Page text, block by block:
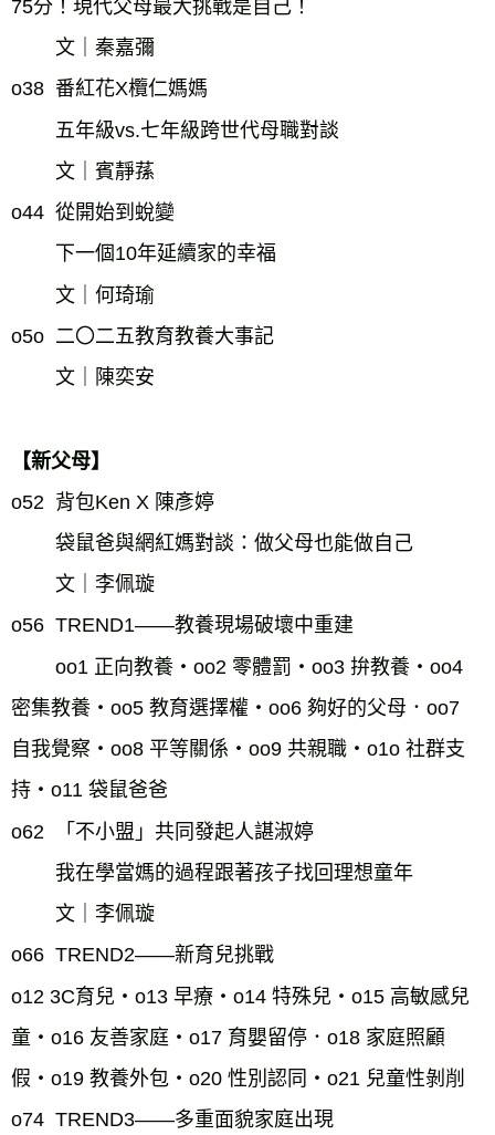
75分！現代父母最大挑戰是自己！
        文｜秦嘉彌
o38  番紅花X欖仁媽媽
五年級vs.七年級跨世代母職對談
文｜賓靜蓀
o44  從開始到蛻變
下一個10年延續家的幸福
文｜何琦瑜
o5o  二〇二五教育教養大事記
文｜陳奕安
【新父母】
o52  背包Ken X 陳彥婷
袋鼠爸與網紅媽對談：做父母也能做自己
文｜李佩璇
o56  TREND1——教養現場破壞中重建
oo1 正向教養・oo2 零體罰・oo3 拚教養・oo4
密集教養・oo5 教育選擇權・oo6 夠好的父母．oo7
自我覺察・oo8 平等關係・oo9 共親職・o1o 社群支
持・o11 袋鼠爸爸
o62  「不小盟」共同發起人諶淑婷
我在學當媽的過程跟著孩子找回理想童年
文｜李佩璇
o66  TREND2——新育兒挑戰
o12 3C育兒・o13 早療・o14 特殊兒・o15 高敏感兒
童・o16 友善家庭・o17 育嬰留停．o18 家庭照顧
假・o19 教養外包・o20 性別認同・o21 兒童性剝削
o74  TREND3——多重面貌家庭出現